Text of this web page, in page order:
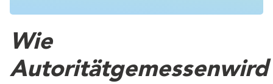
Wie
Autoritätgemessenwird